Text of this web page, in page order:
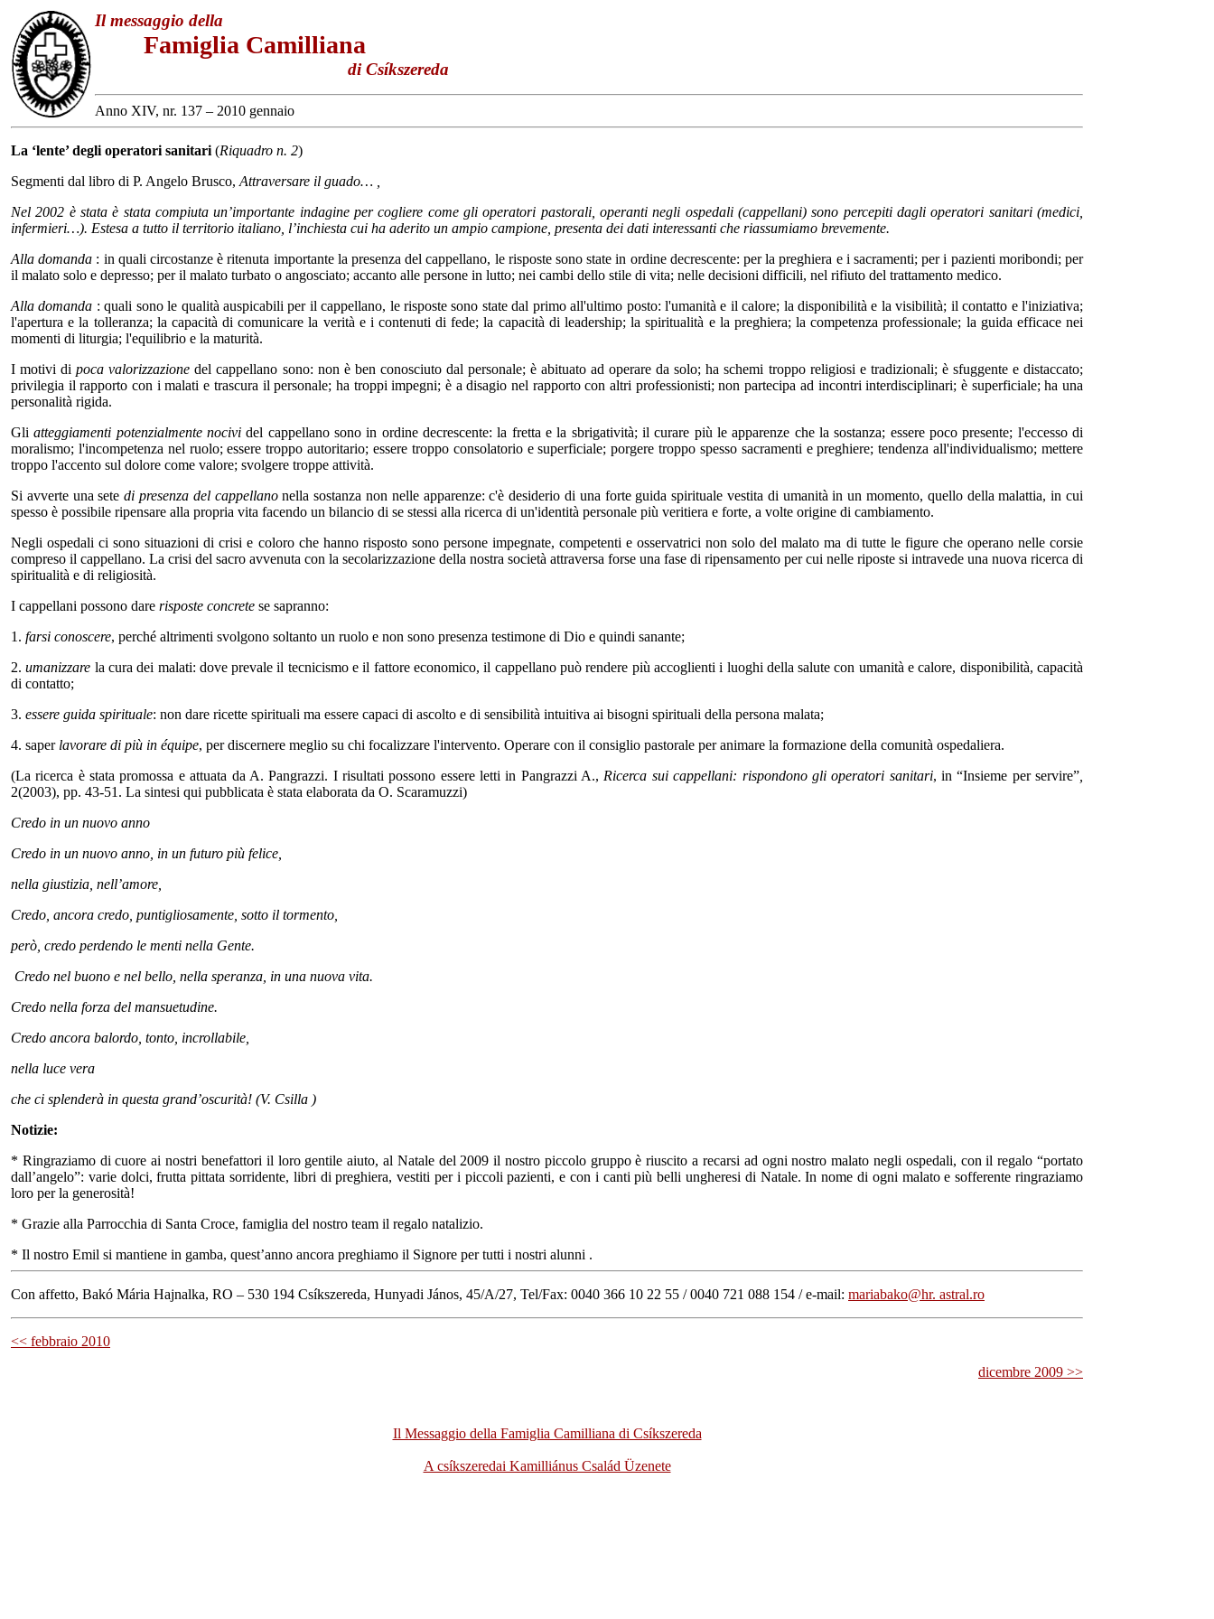
Il messaggio della
Famiglia Camilliana
di Csíkszereda
Anno XIV, nr. 137 – 2010 gennaio
La ‘lente’ degli operatori sanitari (Riquadro n. 2)
Segmenti dal libro di P. Angelo Brusco, Attraversare il guado…
Nel 2002 è stata è stata compiuta un’importante indagine per cogliere come gli operatori pastorali, operanti negli ospedali (cappellani) sono percepiti dagli operatori sanitari (medici,
infermieri…). Estesa a tutto il territorio italiano, l’inchiesta cui ha aderito un ampio campione, presenta dei dati interessanti che riassumiamo brevemente.
Alla domanda : in quali circostanze è ritenuta importante la presenza del cappellano, le risposte sono state in ordine decrescente: per la preghiera e i sacramenti; per i pazienti moribondi; per
il malato solo e depresso; per il malato turbato o angosciato; accanto alle persone in lutto; nei cambi dello stile di vita; nelle decisioni difficili, nel rifiuto del trattamento medico.
Alla domanda : quali sono le qualità auspicabili per il cappellano, le risposte sono state dal primo all'ultimo posto: l'umanità e il calore; la disponibilità e la visibilità; il contatto e l'iniziativa;
l'apertura e la tolleranza; la capacità di comunicare la verità e i contenuti di fede; la capacità di leadership; la spiritualità e la preghiera; la competenza professionale; la guida efficace nei
momenti di liturgia; l'equilibrio e la maturità.
I motivi dipoca valorizzazione del cappellano sono: non è ben conosciuto dal personale; è abituato ad operare da solo; ha schemi troppo religiosi e tradizionali; è sfuggente e distaccato;
privilegia il rapporto con i malati e trascura il personale; ha troppi impegni; è a disagio nel rapporto con altri professionisti; non partecipa ad incontri interdisciplinari; è superficiale; ha una
personalità rigida.
Gliatteggiamenti potenzialmente nocivi del cappellano sono in ordine decrescente: la fretta e la sbrigatività; il curare più le apparenze che la sostanza; essere poco presente; l'eccesso di
moralismo; l'incompetenza nel ruolo; essere troppo autoritario; essere troppo consolatorio e superficiale; porgere troppo spesso sacramenti e preghiere; tendenza all'individualismo; mettere
troppo l'accento sul dolore come valore; svolgere troppe attività.
Si avverte una setedi presenza del cappellanonella sostanza non nelle apparenze: c'è desiderio di una forte guida spirituale vestita di umanità in un momento, quello della malattia, in cui
spesso è possibile ripensare alla propria vita facendo un bilancio di se stessi alla ricerca di un'identità personale più veritiera e forte, a volte origine di cambiamento.
Negli ospedali ci sono situazioni di crisi e coloro che hanno risposto sono persone impegnate, competenti e osservatrici non solo del malato ma di tutte le figure che operano nelle corsie
compreso il cappellano. La crisi del sacro avvenuta con la secolarizzazione della nostra società attraversa forse una fase di ripensamento per cui nelle riposte si intravede una nuo­va ricerca di
spiritualità e di religiosità.
I cappellani possono dare risposte concrete se sapranno:
1. farsi conoscere, perché altrimenti svolgono soltanto un ruolo e non sono presenza testimone di Dio e quindi sanante;
2.umanizzare la cura dei malati: dove prevale il tecnicismo e il fattore economico, il cappellano può rendere più accoglienti i luoghi della salute con umanità e calore, disponibilità, capacità
di contatto;
3. essere guida spirituale: non dare ricette spirituali ma essere capaci di ascolto e di sensibilità intuitiva ai bisogni spirituali della persona malata;
4. saper lavorare di più in équipe, per discernere meglio su chi focalizzare l'intervento. Operare con il consiglio pastorale per animare la formazione della comunità ospedaliera.
(La ricerca è stata promossa e attuata da A. Pangrazzi. I risultati possono essere letti in Pangrazzi A., Ricerca sui cappellani: rispondono gli operatori sanitari, in “Insieme per servire”
2(2003), pp. 43-51. La sintesi qui pubblicata è stata elaborata da O. Scaramuzzi)
Credo in un nuovo anno
Credo in un nuovo anno, in un futuro più felice,
nella giustizia, nell’amore,
Credo, ancora credo, puntigliosamente, sotto il tormento,
però, credo perdendo le menti nella Gente.
Credo nel buono e nel bello, nella speranza, in una nuova vita.
Credo nella forza del mansuetudine.
Credo ancora balordo, tonto, incrollabile,
nella luce vera
che ci splenderà in questa grand’oscurità! (V. Csilla )
Notizie:
* Ringraziamo di cuore ai nostri benefattori il loro gentile aiuto, al Natale del 2009 il nostro piccolo gruppo è riuscito a recarsi ad ogni nostro malato negli ospedali, con il regalo “portato
dall’angelo”: varie dolci, frutta pittata sorridente, libri di preghiera, vestiti per i piccoli pazienti, e con i canti più belli ungheresi di Natale. In nome di ogni malato e sofferente ringraziamo
loro per la generosità!
* Grazie alla Parrocchia di Santa Croce, famiglia del nostro team il regalo natalizio.
* Il nostro Emil si mantiene in gamba, quest’anno ancora preghiamo il Signore per tutti i nostri alunni .
Con affetto, Bakó Mária Hajnalka, RO – 530 194 Csíkszereda, Hunyadi János, 45/A/27, Tel/Fax: 0040 366 10 22 55 / 0040 721 088 154 / e-mail: mariabako@hr. astral.ro
<< febbraio 2010
dicembre 2009 >>
Il Messaggio della Famiglia Camilliana di Csíkszereda
A csíkszeredai Kamilliánus Család Üzenete